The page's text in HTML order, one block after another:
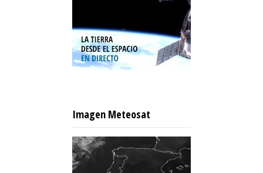
Imagen Meteosat